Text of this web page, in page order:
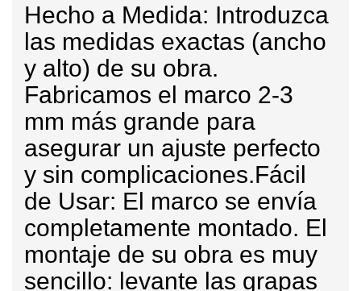
Hecho a Medida: Introduzca
las medidas exactas (ancho
y alto) de su obra.
Fabricamos el marco 2-3
mm más grande para
asegurar un ajuste perfecto
y sin complicaciones.Fácil
de Usar: El marco se envía
completamente montado. El
montaje de su obra es muy
sencillo: levante las grapas